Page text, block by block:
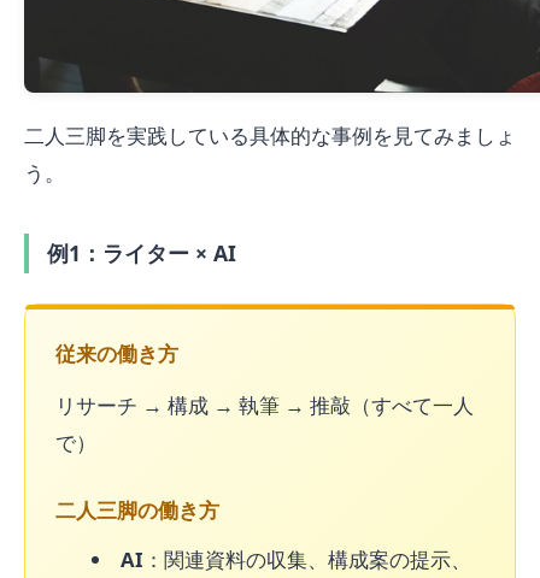
二人三脚を実践している具体的な事例を見てみましょ
う。
例1：ライター × AI
従来の働き方
リサーチ → 構成 → 執筆 → 推敲（すべて一人
で）
二人三脚の働き方
AI ：関連資料の収集、構成案の提示、